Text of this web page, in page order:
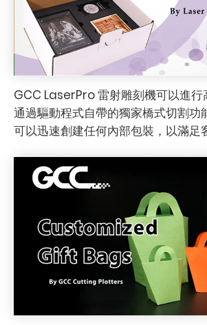
GCC LaserPro 雷射雕刻機可以進行
通過驅動程式自帶的獨家橋式切割功
可以迅速創建任何內部包裝，以滿足